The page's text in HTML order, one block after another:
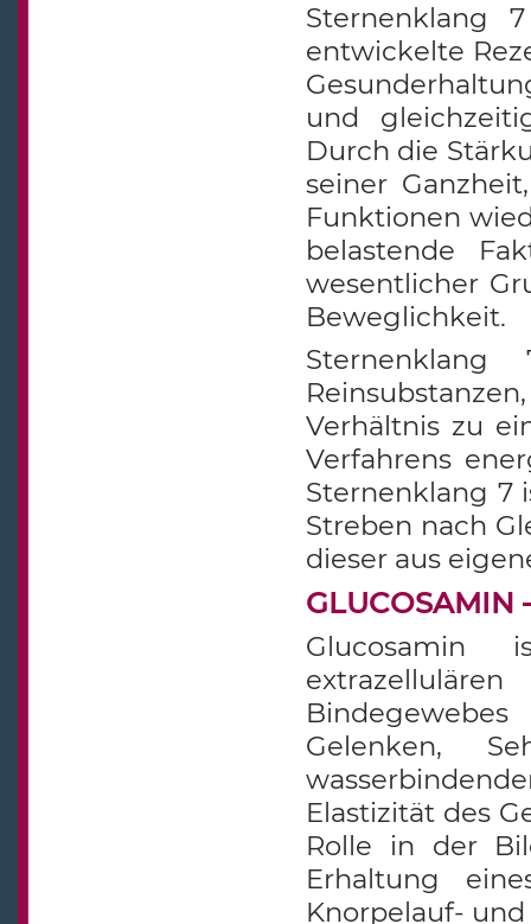
Sternenklang
entwickelte
und
Durch die
seiner
Funktionen
belastende
wesentlicher
Beweglichkeit.
Sternenklang
Verhältnis zu
Verfahrens
Sternenklang 7
Streben nach
dieser aus
Gelenken,
Elastizität des
Rolle in der
Erhaltung
Knorpelauf-